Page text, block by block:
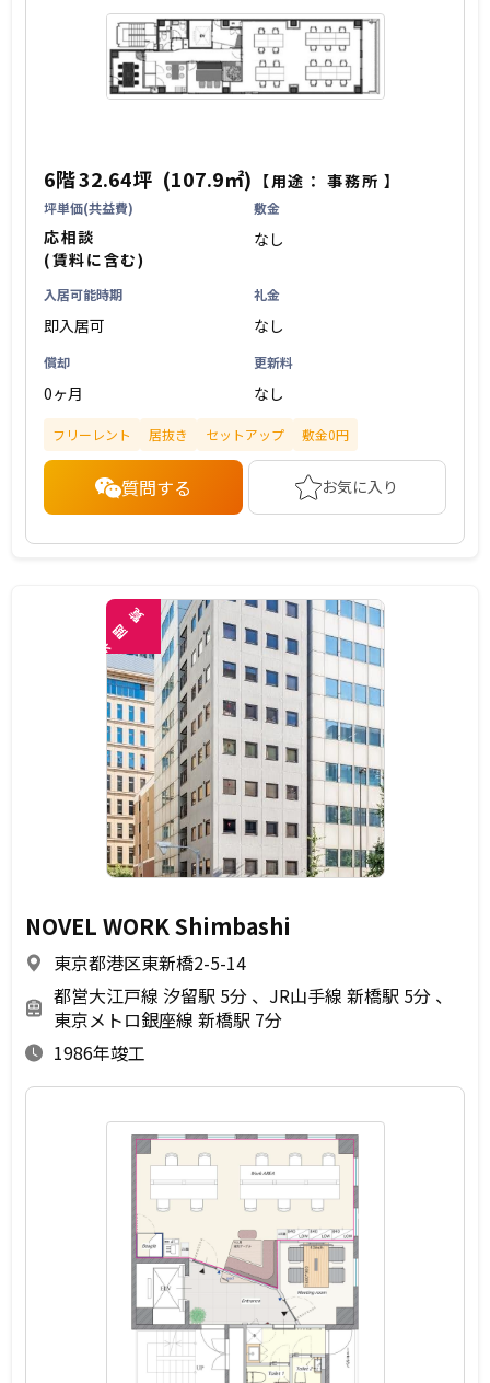
6階32.64坪 (107.9㎡) 【用途：事務所 】
坪単価(共益費)
応相談
(賃料に含む)
敷金
なし
入居可能時期
即入居可
礼金
なし
償却
0ヶ月
更新料
なし
フリーレント 居抜き セットアップ 敷金0円
質問する お気に入り
未
閲
覧
NOVEL WORK Shimbashi
東京都港区東新橋2-5-14
都営大江戸線 汐留駅 5分
JR山手線 新橋駅 5分
東京メトロ銀座線 新橋駅 7分
1986年竣工